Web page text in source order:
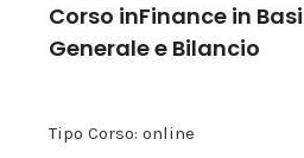
Corso inFinance in
Generale e Bilancio
Tipo Corso: online